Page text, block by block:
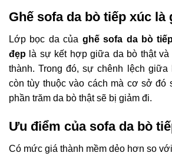
Ghế sofa da bò tiếp xúc là
Lớp bọc da của ghế sofa da bò
đẹp là sự kết hợp giữa da bò thật và
thành. Trong đó, sự chênh lệch giữa
còn tùy thuộc vào cách mà cơ sở đó
phần trăm da bò thật sẽ bị giảm đi.
Ưu điểm của sofa da bò
Có mức giá thành mềm dẻo hơn so